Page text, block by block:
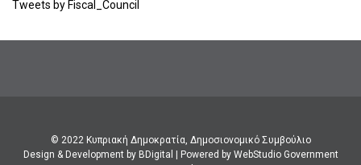
Tweets by Fiscal_Council
© 2022 Κυπριακή Δημοκρατία, Δημοσιονομικό Συμβούλιο
Design & Development by BDigital
Powered by WebStudio Government